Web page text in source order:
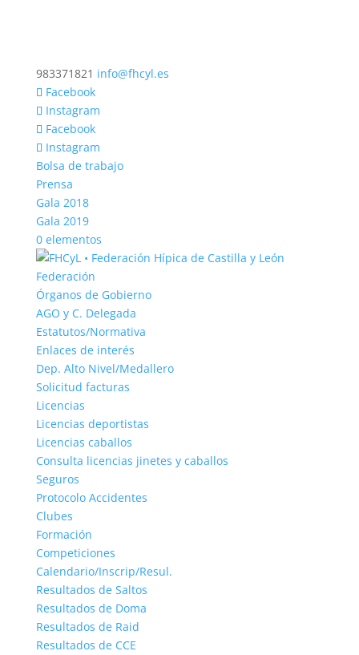
983371821 info@fhcyl.es
Facebook
Instagram
Facebook
Instagram
Bolsa de trabajo
Prensa
Gala 2018
Gala 2019
0 elementos
Federación
Órganos de Gobierno
AGO y C. Delegada
Estatutos/Normativa
Enlaces de interés
Dep. Alto Nivel/Medallero
Solicitud facturas
Licencias
Licencias deportistas
Licencias caballos
Consulta licencias jinetes y caballos
Seguros
Protocolo Accidentes
Clubes
Formación
Competiciones
Calendario/Inscrip/Resul.
Resultados de Saltos
Resultados de Doma
Resultados de Raid
Resultados de CCE